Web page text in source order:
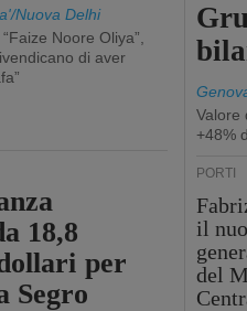
Nuova Delhi
Noore Oliya”,
di aver
18,8
per
Segro
Valore
+48%
PORTI
il
del